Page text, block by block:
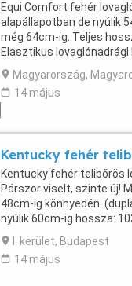
Equi Comfort fehér
alapállapotban de nyúlik
még 64cm-ig. Teljes
Elasztikus
Személyes átvétel
utalás esetén postázom
Magyarország,
14 május
Kentucky fehér
Kentucky fehér telibőrös
Párszor viselt, szinte új!
48cm-ig könnyedén.
nyúlik 60cm-ig hossza:
hirdetésemet is, szinte
átvétel az I.ker-ben vagy
a vevőt terheli!
I. kerület, Budapest
14 május